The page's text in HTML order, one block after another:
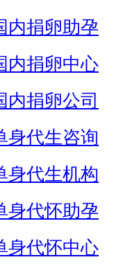
内捐卵助孕
内捐卵中心
内捐卵公司
身代生咨询
身代生机构
身代怀助孕
身代怀中心